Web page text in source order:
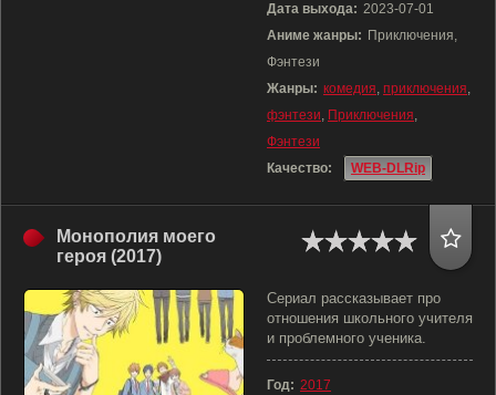
Дата выхода: 2023-07-01
Аниме жанры: Приключения,
Фэнтези
Жанры: комедия, приключения,
фэнтези, Приключения,
Фэнтези
Качество:
WEB-DLRip
Монополия моего
героя (2017)
Сериал рассказывает про
отношения школьного учителя
и проблемного ученика.
Год: 2017